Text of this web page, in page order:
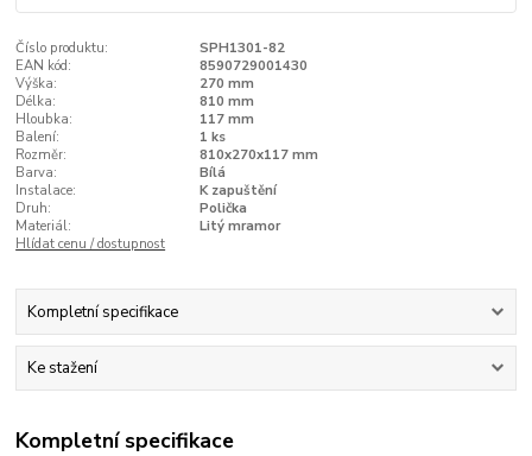
Číslo produktu:
SPH1301-82
EAN kód:
8590729001430
Výška:
270 mm
Délka:
810 mm
Hloubka:
117 mm
Balení:
1 ks
Rozměr:
810x270x117 mm
Barva:
Bílá
Instalace:
K zapuštění
Druh:
Polička
Materiál:
Litý mramor
Hlídat cenu / dostupnost
Kompletní specifikace
Ke stažení
Kompletní specifikace